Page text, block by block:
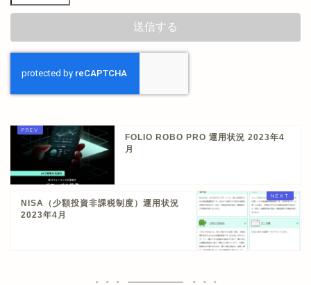
FOLIO ROBO PRO 運用状況 2023年4
月
NISA（少額投資非課税制度）運用状況
2023年4月